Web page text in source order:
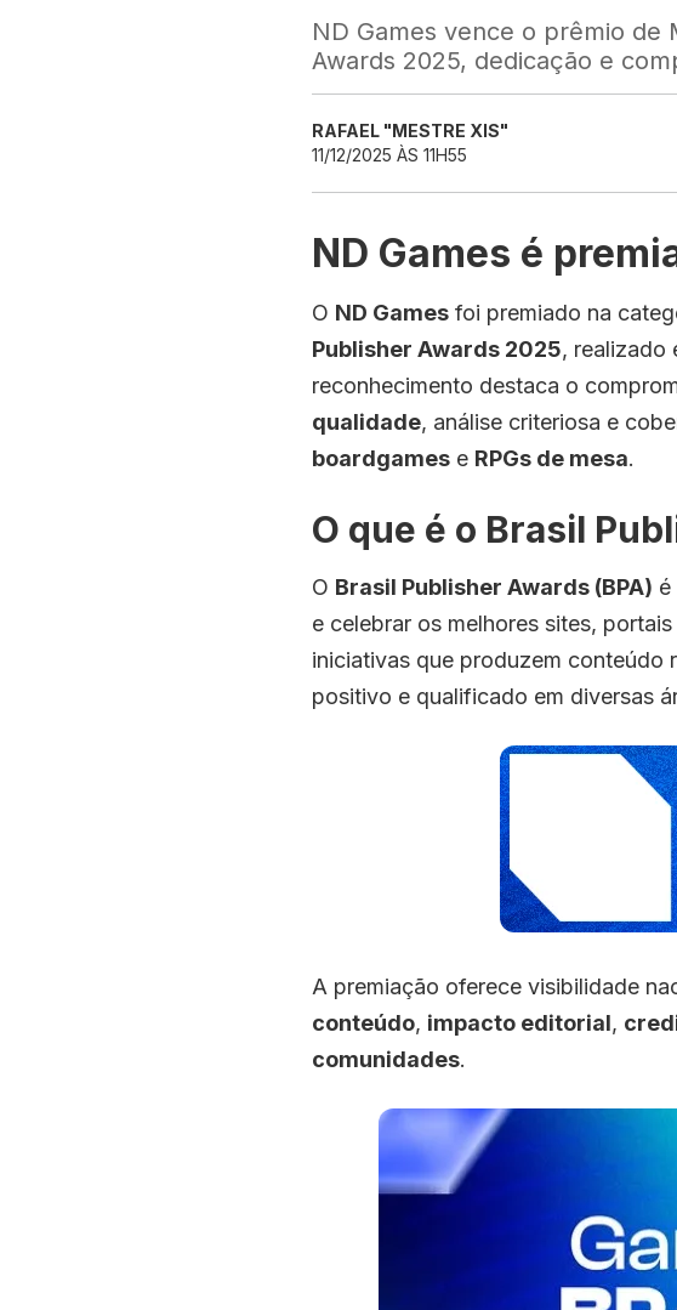
ND Games vence o prêmio de
Awards 2025, dedicação e
RAFAEL "MESTRE XIS"
11/12/2025 ÀS 11H55
ND Games é
O ND Gamesfoi premiado na
Publisher Awards 2025, realizado
reconhecimento destaca o
qualidade, análise criteriosa e
boardgamese RPGs de mesa.
O que é o Brasil
O Brasil Publisher Awards (BPA) é
e celebrar os melhores sites,
iniciativas que produzem conteúdo
positivo e qualificado em diversas
A premiação oferece visibilidade
conteúdo, impacto editorial,
comunidades.